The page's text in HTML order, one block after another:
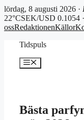
lördag, 8 augusti 2026 ·
22°CSEK/USD 0.1054
ossRedaktionenKällor
Tidspuls
Meny
Bästa